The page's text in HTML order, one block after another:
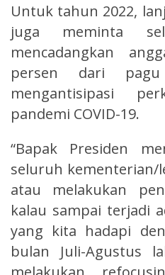
Untuk tahun 2022,
juga meminta
mencadangkan
persen dari
mengantisipasi
pandemi COVID-19.
“Bapak Presiden
seluruh kementerian/
atau melakukan
kalau sampai terjadi
yang kita hadapi
bulan Juli-Agustus